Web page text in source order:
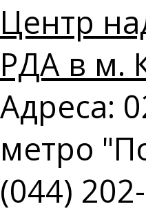
Центр
РДА в м.
Адреса:
метро
(044)